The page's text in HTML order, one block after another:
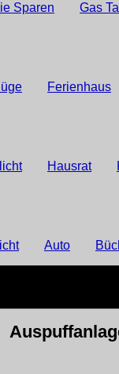
Sparen Gas
Ferienhaus
Hausrat
Auto